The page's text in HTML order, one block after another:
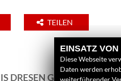
TEILEN
DRESEN GMBH
EINSATZ
Diese Webseite
Daten werden
weiterführender